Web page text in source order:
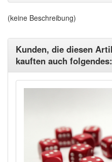
(keine Beschreibung)
Kunden, die diesen
kauften auch folgendes: